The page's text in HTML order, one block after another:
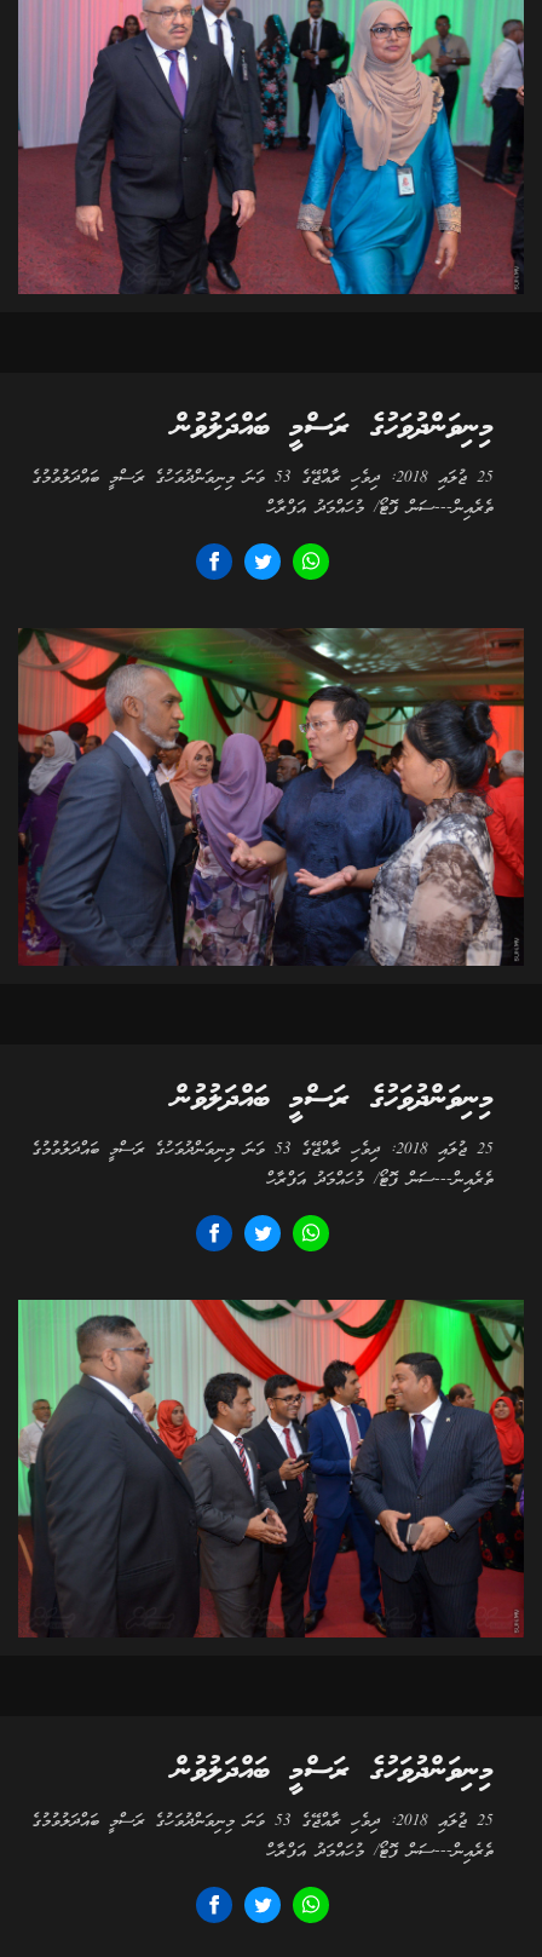
މިނިވަންދުވަހުގެ ރަސްމީ ބައްދަލުވުން
25 ޖުލައި 2018: ދިވެހި ރާއްޖޭގެ 53 ވަނަ މިނިވަންދުވަހުގެ ރަސްމީ ބައްދަލުވުމުގެ
ތެރެއިން---ސަން ފޮޓޯ/ މުހައްމަދު އަފްރާހް
މިނިވަންދުވަހުގެ ރަސްމީ ބައްދަލުވުން
25 ޖުލައި 2018: ދިވެހި ރާއްޖޭގެ 53 ވަނަ މިނިވަންދުވަހުގެ ރަސްމީ ބައްދަލުވުމުގެ
ތެރެއިން---ސަން ފޮޓޯ/ މުހައްމަދު އަފްރާހް
މިނިވަންދުވަހުގެ ރަސްމީ ބައްދަލުވުން
25 ޖުލައި 2018: ދިވެހި ރާއްޖޭގެ 53 ވަނަ މިނިވަންދުވަހުގެ ރަސްމީ ބައްދަލުވުމުގެ
ތެރެއިން---ސަން ފޮޓޯ/ މުހައްމަދު އަފްރާހް